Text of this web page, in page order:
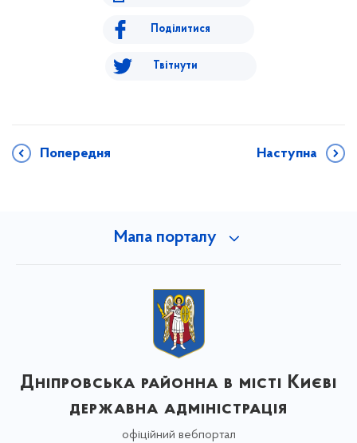
Поділитися
Твітнути
Попередня Наступна
Мапа порталу
Дніпровська районна в місті Києві
державна адміністрація
офіційний вебпортал